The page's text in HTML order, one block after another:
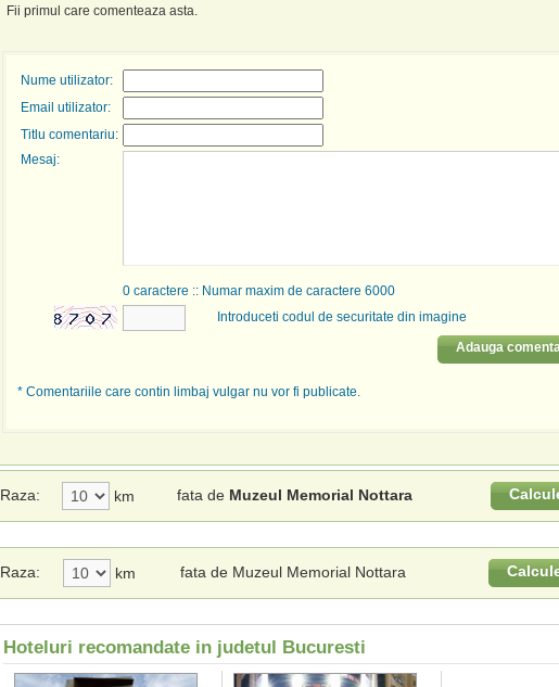
Fii primul care comenteaza asta.
Nume utilizator:
Email utilizator:
Titlu comentariu:
Mesaj:
0caractere :: Numar maxim de caractere 6000
Introduceti codul de securitate din imagine
Adauga
* Comentariile care contin limbaj vulgar nu vor fi publicate.
Raza: km fata de Muzeul Memorial Nottara
Raza: km fata de Muzeul Memorial Nottara
Hoteluri recomandate in judetul Bucuresti